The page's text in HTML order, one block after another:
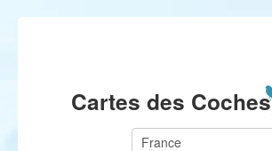
Cartes des Coches